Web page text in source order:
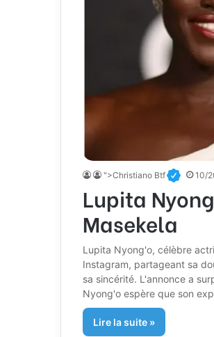
">Christiano Btf 10/
Lupita
Masekela
Lupita Nyong'o, célèbre
Instagram, partageant sa
sa sincérité. L'annonce a
Nyong'o espère que son
Lire la suite »